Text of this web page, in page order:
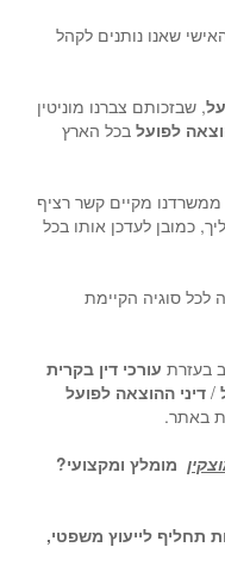
שאנו נותנים לקהל
, שבזכותם צברנו מוניטין
לפועל בכל הארץ
ממשרדנו מקיים קשר רציף
כמובן לעדכן אותו בכל
סוגיה הקיימת
בעזרת עורכי דין בקרית
/ דיני ההוצאה לפועל
באתר.
מומלץ ומקצועי?
תחליף לייעוץ משפטי,